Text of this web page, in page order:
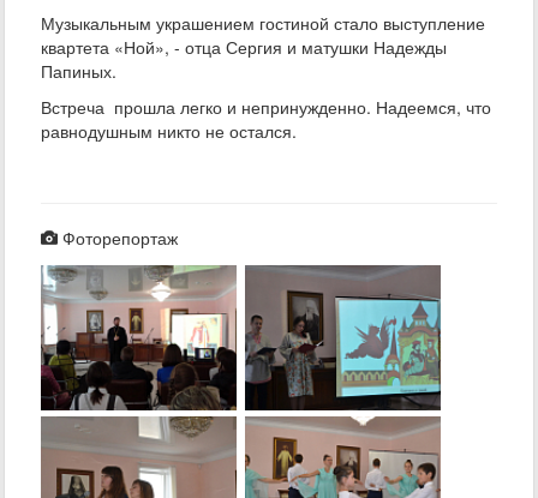
Музыкальным украшением гостиной стало выступление
квартета «Ной», - отца Сергия и матушки Надежды
Папиных.
Встреча прошла легко и непринужденно. Надеемся, что
равнодушным никто не остался.
Фоторепортаж